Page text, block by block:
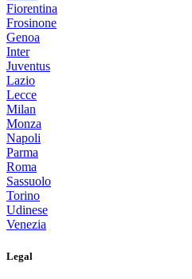
Fiorentina
Frosinone
Genoa
Inter
Juventus
Lazio
Lecce
Milan
Monza
Napoli
Parma
Roma
Sassuolo
Torino
Udinese
Venezia
Legal